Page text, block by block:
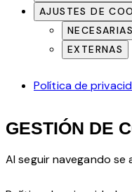
AJUSTES DE
NECESARIAS
EXTERNAS
Política de
GESTIÓN DE
Al seguir navegando se